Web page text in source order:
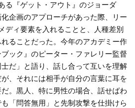
る『ゲット・アウト』のジョーダ
企画のアプローチがあった際、リー
ディ要素を入れることと、人種差別
ることだった。今年のアカデミー作
ック』のピーター・ファレリー監督
だ」と語り、話し合って互いを理解
、それには相手が自分の言葉に耳を
。黒人、特に男性の場合、話せばわ
「問答無用」と先制攻撃を仕掛けら